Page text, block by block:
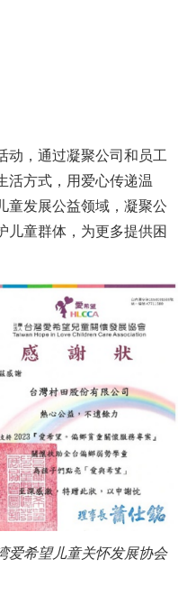
动，通过凝聚公司和员工
活方式，用爱心传递温
童发展公益领域，凝聚公
儿童群体，为更多提供困
爱希望儿童关怀发展协会